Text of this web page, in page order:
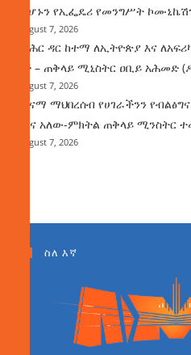
መሆኑን የኢፌዴሪ የመንግሥት
August 7, 2026
የባሕር ዳር ከተማ ለኢትዮጵያ እና
ነች – ጠቅላይ ሚኒስትር ዐቢይ አሕመድ
August 7, 2026
ጤናማ ማህበረሰብ የሀገራችንን
ሚና አለው-ምክትል ጠቅላይ ሚንስትር
August 7, 2026
ስለ እኛ